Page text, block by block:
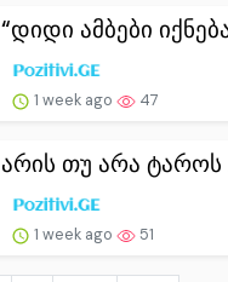
“დიდი ამბები
1 week ago 47
არის თუ არა ტაროს
1 week ago 51